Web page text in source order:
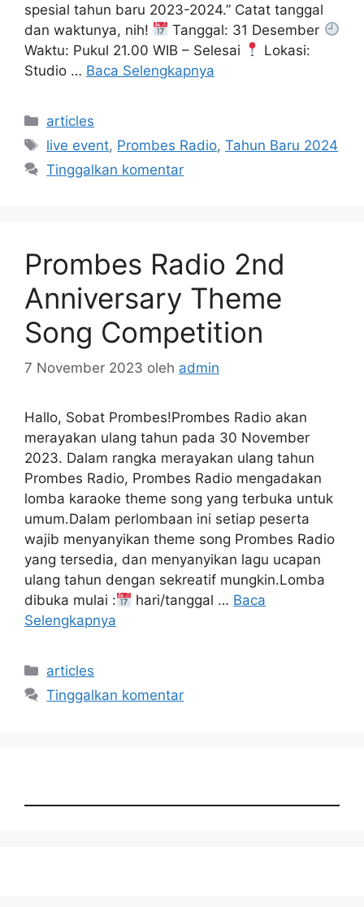
spesial tahun baru 2023-2024.” Catat tanggal
dan waktunya, nih!
Tanggal: 31 Desember
Waktu: Pukul 21.00 WIB – Selesai
Lokasi:
Studio … Baca Selengkapnya
Kategori
articles
Tag
live event, Prombes Radio,Tahun Baru 2024
Tinggalkan komentar
Prombes Radio 2nd
Anniversary Theme
Song Competition
7 November 2023 oleh admin
Hallo, Sobat Prombes!Prombes Radio akan
merayakan ulang tahun pada 30 November
2023. Dalam rangka merayakan ulang tahun
Prombes Radio, Prombes Radio mengadakan
lomba karaoke theme song yang terbuka untuk
umum.Dalam perlombaan ini setiap peserta
wajib menyanyikan theme song Prombes Radio
yang tersedia, dan menyanyikan lagu ucapan
ulang tahun dengan sekreatif mungkin.Lomba
dibuka mulai :
hari/tanggal … Baca
Selengkapnya
Kategori
articles
Tinggalkan komentar